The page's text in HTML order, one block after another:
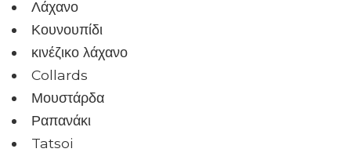
Λάχανο
Κουνουπίδι
κινέζικο λάχανο
Collards
Μουστάρδα
Ραπανάκι
Tatsoi